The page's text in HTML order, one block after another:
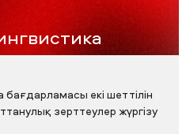
екі шет тілін
зерттеулер жүргізу